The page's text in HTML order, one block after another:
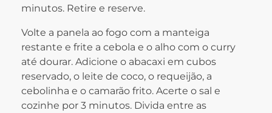
minutos. Retire e reserve.
Volte a panela ao fogo com a manteiga
restante e frite a cebola e o alho com o curry
até dourar. Adicione o abacaxi em cubos
reservado, o leite de coco, o requeijão, a
cebolinha e o camarão frito. Acerte o sal e
cozinhe por 3 minutos. Divida entre as